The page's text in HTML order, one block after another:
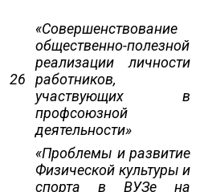
26
«Совершенствование
общественно-полезной
реализации личности
работников,
участвующих в
профсоюзной
деятельности»
«Проблемы и развитие
Физической культуры и
спорта в ВУЗе на